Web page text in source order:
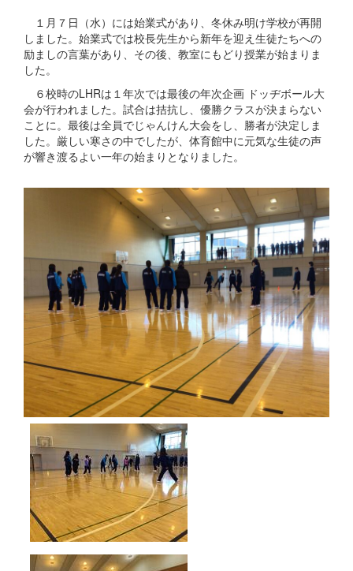
１月７日（水）には始業式があり、冬休み明け学校が再開
しました。始業式では校長先生から新年を迎え生徒たちへの
励ましの言葉があり、その後、教室にもどり授業が始まりま
した。
６校時のLHRは１年次では最後の年次企画 ドッヂボール大
会が行われました。試合は拮抗し、優勝クラスが決まらない
ことに。最後は全員でじゃんけん大会をし、勝者が決定しま
した。厳しい寒さの中でしたが、体育館中に元気な生徒の声
が響き渡るよい一年の始まりとなりました。